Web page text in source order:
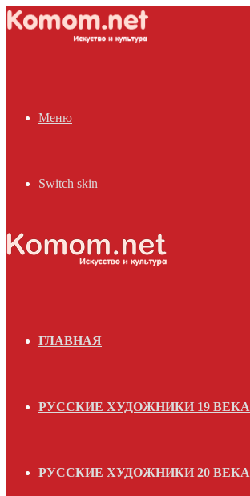
Меню
Switch skin
ГЛАВНАЯ
РУССКИЕ ХУДОЖНИКИ 19 ВЕКА
РУССКИЕ ХУДОЖНИКИ 20 ВЕКА